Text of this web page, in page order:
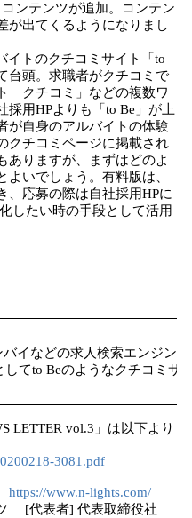
ンテンツが追加。コンテン
が出てくるようになりまし
イトのクチコミサイト「to
台頭。求職者がクチコミで
クチコミ」などの複数ワ
採用HPよりも「to Be」が上
が自身のアルバイトの体験
クチコミページに掲載され
ありますが、まずはどのよ
いでしょう。有料版は、
、応募の際は自社採用HPに
したい時の手段として活用
イなどの求人検索エンジン
てto Beのようなクチコミサ
LETTER vol.3」は以下より
3081.pdf
https://www.n-lights.com/
[代表者] 代表取締役社